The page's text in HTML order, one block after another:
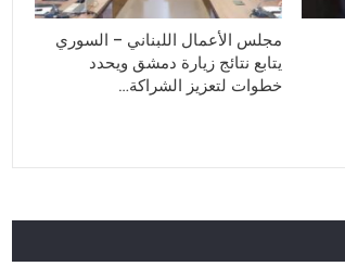
مجلس الأعمال اللبناني – السوري
يتابع نتائج زيارة دمشق ويحدد
خطوات لتعزيز الشراكة…